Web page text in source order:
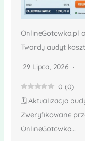
OnlineGotowka.pl
Twardy audyt
29 Lipca, 2026
0 (0)
🗓️ Aktualizacja
Zweryfikowane
OnlineGotowka...